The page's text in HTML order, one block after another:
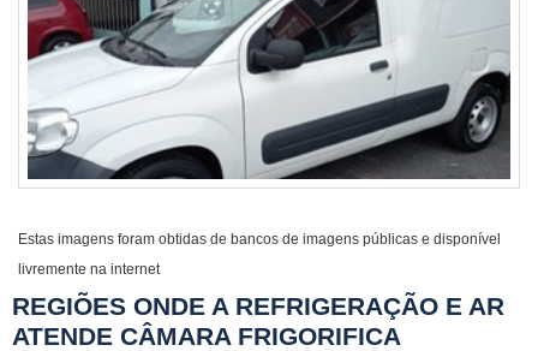
Estas imagens foram obtidas de bancos de imagens públicas e disponível
livremente na internet
REGIÕES ONDE A REFRIGERAÇÃO E AR
ATENDE CÂMARA FRIGORIFICA